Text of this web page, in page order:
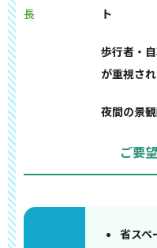
長
ト
歩行者・
が重視さ
夜間の景
ご要
省スペ